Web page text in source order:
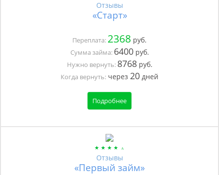
Отзывы
«Старт»
Переплата: 2368 руб.
Сумма займа: 6400руб.
Нужно вернуть: 8768руб.
Когда вернуть: через 20 дней
Подробнее
Отзывы
«Первый займ»